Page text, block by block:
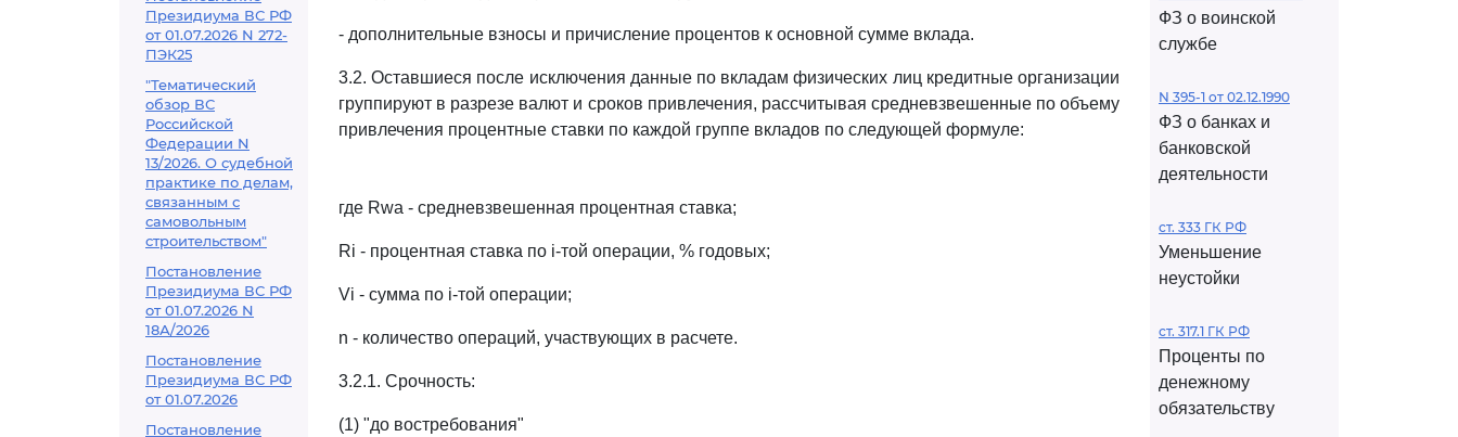
Президиума ВС РФ
от 01.07.2026 N 272-
ПЭК25
"Тематический
обзор ВС
Российской
Федерации N
13/2026. О судебной
практике по делам,
связанным с
самовольным
строительством"
Постановление
Президиума ВС РФ
от 01.07.2026 N
18А/2026
Постановление
Президиума ВС РФ
от 01.07.2026
Постановление
- дополнительные взносы и причисление процентов к основной сумме вклада.
3.2. Оставшиеся после исключения данные по вкладам физических лиц кредитные организации
группируют в разрезе валют и сроков привлечения, рассчитывая средневзвешенные по объему
привлечения процентные ставки по каждой группе вкладов по следующей формуле:
где Rwa - средневзвешенная процентная ставка;
Ri - процентная ставка по i-той операции, % годовых;
Vi - сумма по i-той операции;
n - количество операций, участвующих в расчете.
3.2.1. Срочность:
(1) "до востребования"
ФЗ о воинской
службе
N 395-1 от 02.12.1990
ФЗ о банках и
банковской
деятельности
ст. 333 ГК РФ
Уменьшение
неустойки
ст. 317.1 ГК РФ
Проценты по
денежному
обязательству